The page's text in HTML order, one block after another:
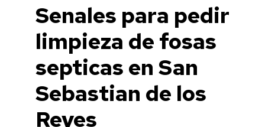
Senales para pedir
limpieza de fosas
septicas en San
Sebastian de los
Reyes